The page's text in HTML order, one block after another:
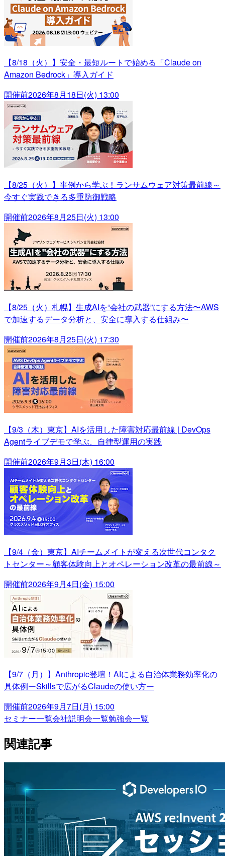
【8/18（火）】安全・最短ルートで始める「Claude on
Amazon Bedrock」導入ガイド
開催前2026年8月18日(火) 13:00
【8/25（火）】事例から学ぶ！ランサムウェア対策最前線～
今すぐ実践できる多重防御戦略
開催前2026年8月25日(火) 13:00
【8/25（火）札幌】生成AIを“会社の武器”にする方法〜AWS
で加速するデータ分析と、安全に導入する仕組み〜
開催前2026年8月25日(火) 17:30
【9/3（木）東京】AIを活用した障害対応最前線 | DevOps
Agentライブデモで学ぶ、自律型運用の実践
開催前2026年9月3日(木) 16:00
【9/4（金）東京】AIチームメイトが変える次世代コンタク
トセンター～顧客体験向上とオペレーション改革の最前線～
開催前2026年9月4日(金) 15:00
【9/7（月）】Anthropic登壇！AIによる自治体業務効率化の
具体例ーSkillsで広がるClaudeの使い方ー
開催前2026年9月7日(月) 15:00
セミナー一覧会社説明会一覧勉強会一覧
関連記事